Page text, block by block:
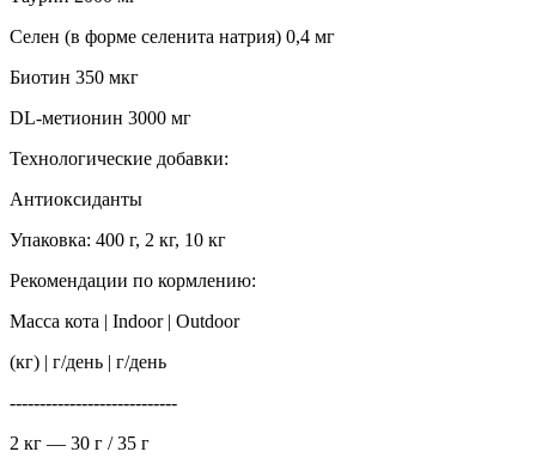
Селен (в форме селенита натрия) 0,4 мг
Биотин 350 мкг
DL-метионин 3000 мг
Технологические добавки:
Антиоксиданты
Упаковка: 400 г, 2 кг, 10 кг
Рекомендации по кормлению:
Масса кота | Indoor | Outdoor
(кг) | г/день | г/день
----------------------------
2 кг — 30 г / 35 г